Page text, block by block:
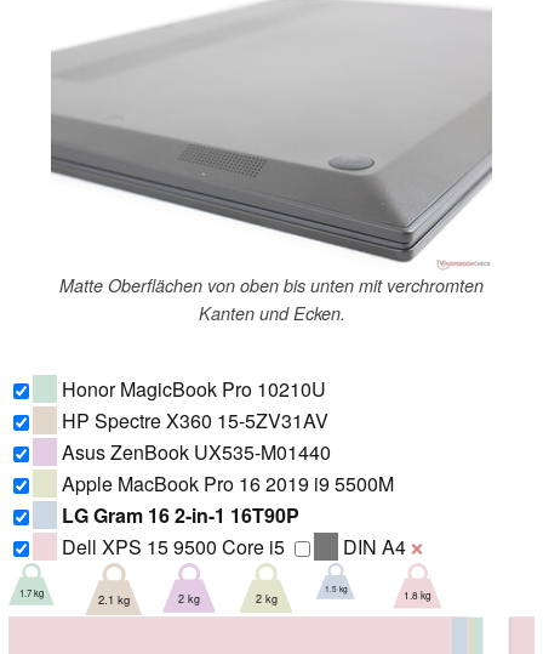
Matte Oberflächen von oben bis unten mit verchromten
Kanten und Ecken.
Honor MagicBook Pro 10210U
HP Spectre X360 15-5ZV31AV
Asus ZenBook UX535-M01440
Apple MacBook Pro 16 2019 i9 5500M
LG Gram 16 2-in-1 16T90P
Dell XPS 15 9500 Core i5
DIN A4 ❌
1.7 kg 2.1 kg 2 kg 2 kg
1.5 kg 1.8 kg